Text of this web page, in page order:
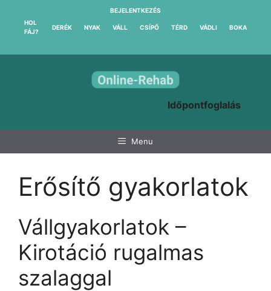
tartalomba
BEJELENTKEZÉS
HOL
FÁJ?
DERÉK NYAK VÁLL CSÍPŐ TÉRD VÁDLI BOKA
Időpontfoglalás
Menu
Erősítő gyakorlatok
Vállgyakorlatok –
Kirotáció rugalmas
szalaggal